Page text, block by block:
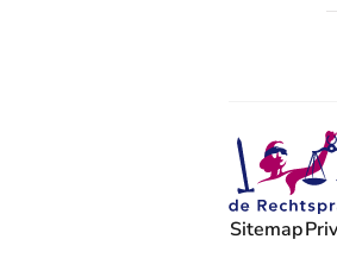
Volg ons
Volg
Sitemap